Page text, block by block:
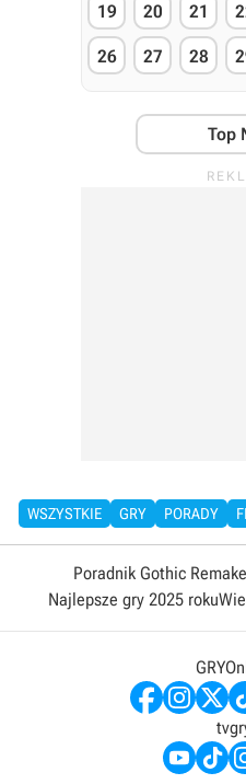
19 20 21
26 27 28
Top
WSZYSTKIE GRY PORADY
Poradnik Gothic Remake
Najlepsze gry 2025 roku